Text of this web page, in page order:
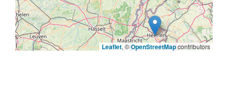
Leaflet, ©OpenStreetMapcontributors